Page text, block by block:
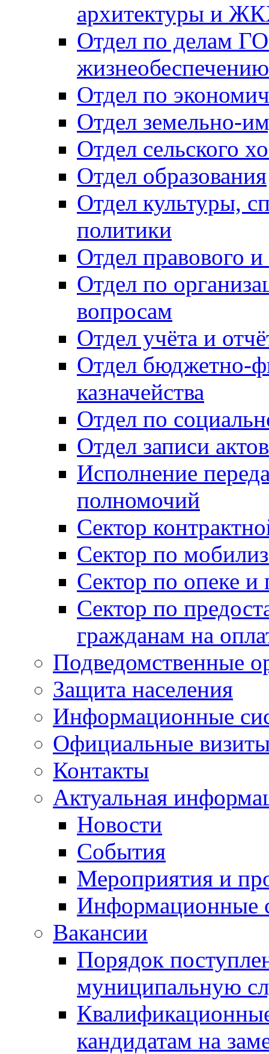
архитектуры и
Отдел по делам
Отдел по
Отдел земельно-
Отдел сельского
Отдел образования
Отдел культуры,
политики
Отдел правового
Отдел по
вопросам
Отдел учёта и
Отдел бюджетно-
казначейства
Отдел по
Отдел записи
Исполнение
полномочий
Сектор
Сектор по
Сектор по опеке и
Сектор по
гражданам на
Подведомственные
Защита населения
Информационные
Официальные
Контакты
Актуальная
Новости
События
Мероприятия и
Информационные
Вакансии
Порядок
муниципальную
кандидатам на